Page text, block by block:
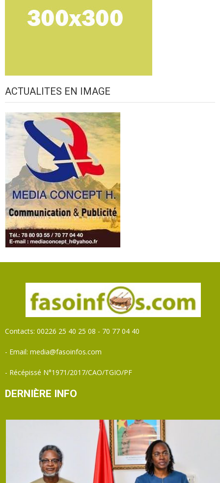
ACTUALITES EN IMAGE
Contacts: 00226 25 40 25 08 - 70 77 04 40
- Email: media@fasoinfos.com
- Récépissé N°1971/2017/CAO/TGIO/PF
DERNIÈRE INFO